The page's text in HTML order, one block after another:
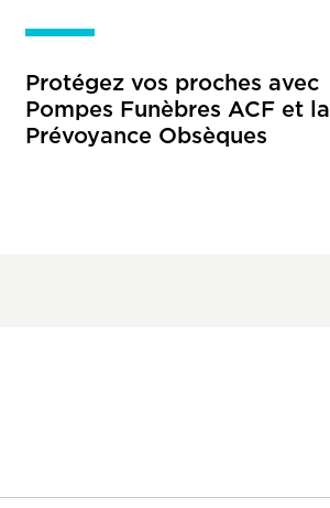
Protégez vos proches avec
Pompes Funèbres ACF et la
Prévoyance Obsèques